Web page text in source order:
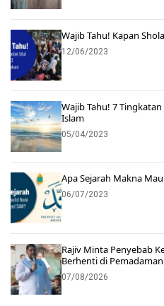
Wajib Tahu! Kapan
12/06/2023
Wajib Tahu! 7
Islam
05/04/2023
Apa Sejarah Makna
06/07/2023
Rajiv Minta Penyebab
Berhenti di Pemadaman
07/08/2026